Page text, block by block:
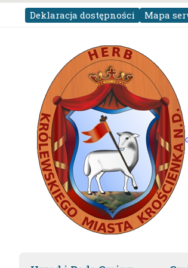
Deklaracja dostępności Mapa